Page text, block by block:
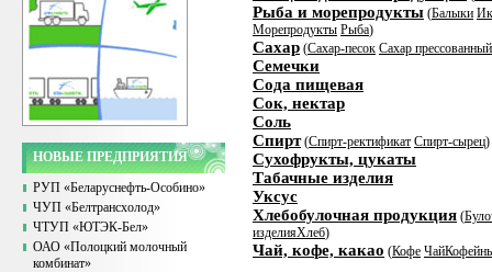
НОВЫЕ ПРЕДПРИЯТИЯ
РУП «Беларуснефть-Особино»
ЧУП «Белтрансхолод»
ЧТУП «ЮТЭК-Бел»
ОАО «Полоцкий молочный
комбинат»
Рыба и морепродукты (Балыки
Морепродукты Рыба)
Сахар (Сахар-песок Сахар прессованный
Семечки
Сода пищевая
Сок, нектар
Соль
Спирт(Спирт-ректификат Спирт-сырец)
Сухофрукты, цукаты
Табачные изделия
Уксус
Хлебобулочная продукция (
изделияХлеб)
Чай, кофе, какао (Кофе Чай